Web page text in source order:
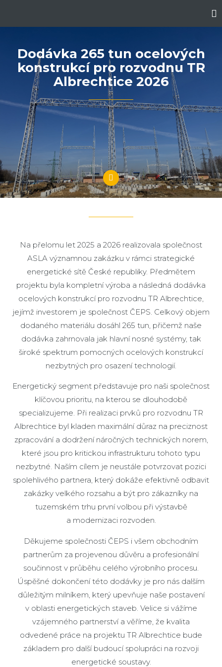
Dodávka 265 tun ocelových
konstrukcí pro rozvodnu TR
Albrechtice 2026
Na přelomu let 2025 a 2026 realizovala společnost
ASLA významnou zakázku v rámci strategické
energetické sítě České republiky. Předmětem
projektu byla kompletní výroba a následná dodávka
ocelových konstrukcí pro rozvodnu TR Albrechtice,
jejímž investorem je společnost ČEPS. Celkový objem
dodaného materiálu dosáhl 265 tun, přičemž naše
dodávka zahrnovala jak hlavní nosné systémy, tak
široké spektrum pomocných ocelových konstrukcí
nezbytných pro osazení technologií.
Energetický segment představuje pro naši společnost
klíčovou prioritu, na kterou se dlouhodobě
specializujeme. Při realizaci prvků pro rozvodnu TR
Albrechtice byl kladen maximální důraz na preciznost
zpracování a dodržení náročných technických norem,
které jsou pro kritickou infrastrukturu tohoto typu
nezbytné. Naším cílem je neustále potvrzovat pozici
spolehlivého partnera, který dokáže efektivně odbavit
zakázky velkého rozsahu a být pro zákazníky na
tuzemském trhu první volbou při výstavbě
a modernizaci rozvoden.
Děkujeme společnosti ČEPS i všem obchodním
partnerům za projevenou důvěru a profesionální
součinnost v průběhu celého výrobního procesu.
Úspěšné dokončení této dodávky je pro nás dalším
důležitým milníkem, který upevňuje naše postavení
v oblasti energetických staveb. Velice si vážíme
vzájemného partnerství a věříme, že kvalita
odvedené práce na projektu TR Albrechtice bude
základem pro další budoucí spolupráci na rozvoji
energetické soustavy.